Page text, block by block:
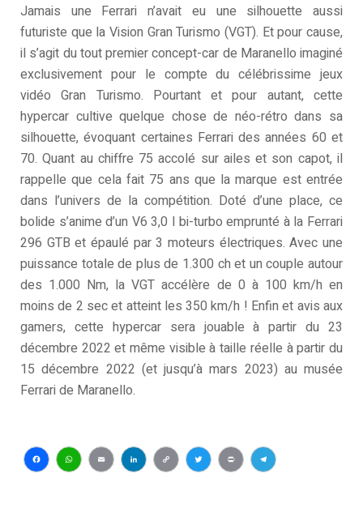
Jamais une Ferrari n’avait eu une silhouette aussi
futuriste que la Vision Gran Turismo (VGT). Et pour cause,
il s’agit du tout premier concept-car de Maranello imaginé
exclusivement pour le compte du célébrissime jeux
vidéo Gran Turismo. Pourtant et pour autant, cette
hypercar cultive quelque chose de néo-rétro dans sa
silhouette, évoquant certaines Ferrari des années 60 et
70. Quant au chiffre 75 accolé sur ailes et son capot, il
rappelle que cela fait 75 ans que la marque est entrée
dans l’univers de la compétition. Doté d’une place, ce
bolide s’anime d’un V6 3,0 l bi-turbo emprunté à la Ferrari
296 GTB et épaulé par 3 moteurs électriques. Avec une
puissance totale de plus de 1.300 ch et un couple autour
des 1.000 Nm, la VGT accélère de 0 à 100 km/h en
moins de 2 sec et atteint les 350 km/h ! Enfin et avis aux
gamers, cette hypercar sera jouable à partir du 23
décembre 2022 et même visible à taille réelle à partir du
15 décembre 2022 (et jusqu’à mars 2023) au musée
Ferrari de Maranello.
Facebook
WhatsApp
EmailLinkedIn
CopyTwitter
PrintTelegram